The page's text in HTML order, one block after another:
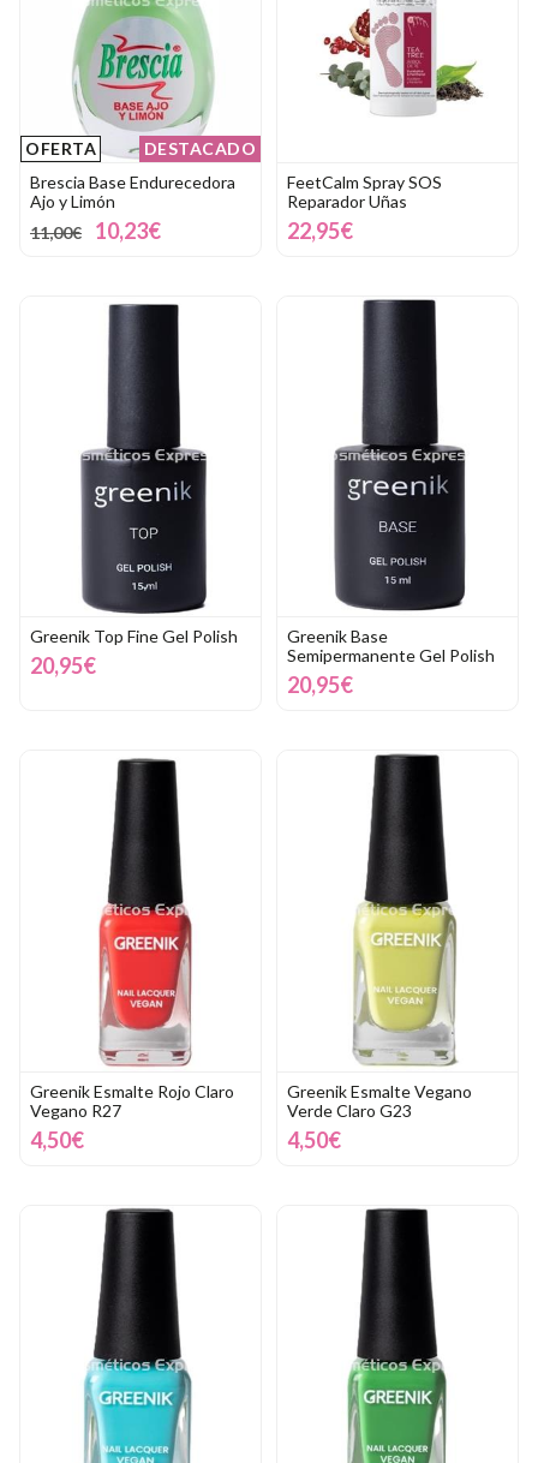
OFERTA
DESTACADO
Brescia Base Endurecedora
Ajo y Limón
11,00€
10,23€
FeetCalm Spray SOS
Reparador Uñas
22,95€
Greenik Top Fine Gel Polish
20,95€
Greenik Base
Semipermanente Gel Polish
20,95€
Greenik Esmalte Rojo Claro
Vegano R27
4,50€
Greenik Esmalte Vegano
Verde Claro G23
4,50€